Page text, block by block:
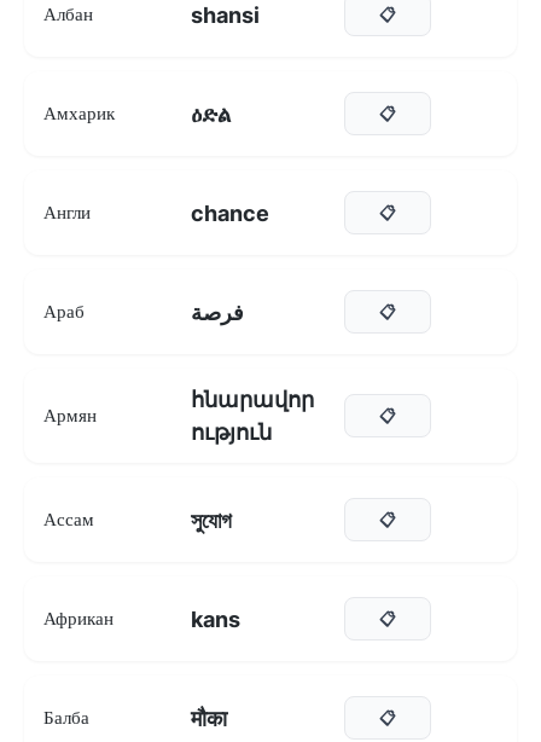
Албан shansi 📋
Амхарик ዕድል 📋
Англи chance 📋
Араб فرصة 📋
Армян
հնարավոր
ություն
📋
Ассам সুযোগ 📋
Африкан kans 📋
Балба मौका 📋